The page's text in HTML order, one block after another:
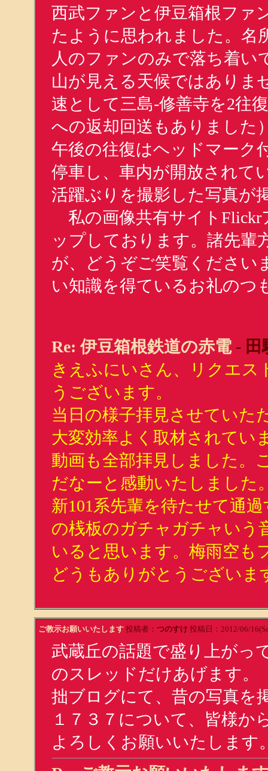
西武ファンと伊豆箱根ファ
たように思われました。名
人のファンのみで落ち着い
山が見える天候ではありま
速として三島-修善寺を2往
への返却回送もありました
午後の往復はヘッドマーク
停車し、車内が開放されて
活躍ぶりを撮影した写真が
私の画像共有サイトFlickr
ップしております。諸先輩
が、どうぞご笑覧ください
い知識を得ているお礼のつ
Re: 伊豆箱根鉄道の赤電- 田
きえふにいさん、リクエ
うございます。
当日の様子拝見させていた
大変効率よく取材されてい
動画も全部拝見しました。
だなーと感動いたしました
新101系先輩を待たせて通
の桟板のガチャガチャいう
いると思います。梅雨空も
どうもありがとうございま
ご教示お願いいたします 投稿者：つのすけ 投稿日：2012/06/
武蔵丘の話題で盛り上がっ
のスレッドだけあげます。
拙ブログにて、昔の写真を
１７３７について、皆様か
よろしくお願いいたします